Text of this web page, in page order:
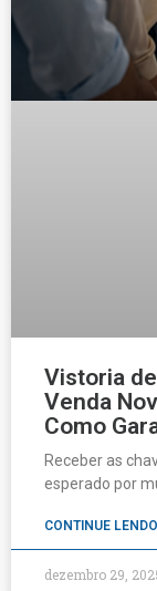
Vistoria
Venda
Como
Receber as
esperado por
CONTINUE
dezembro 29,